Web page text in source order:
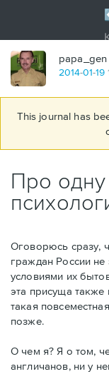
papa_gen
2014-01-19
This journal has
Про
Оговорюсь сразу,
граждан России
условиями их
эта присуща
такая
позже.
О чем я? Я о том,
англичанов, ни у